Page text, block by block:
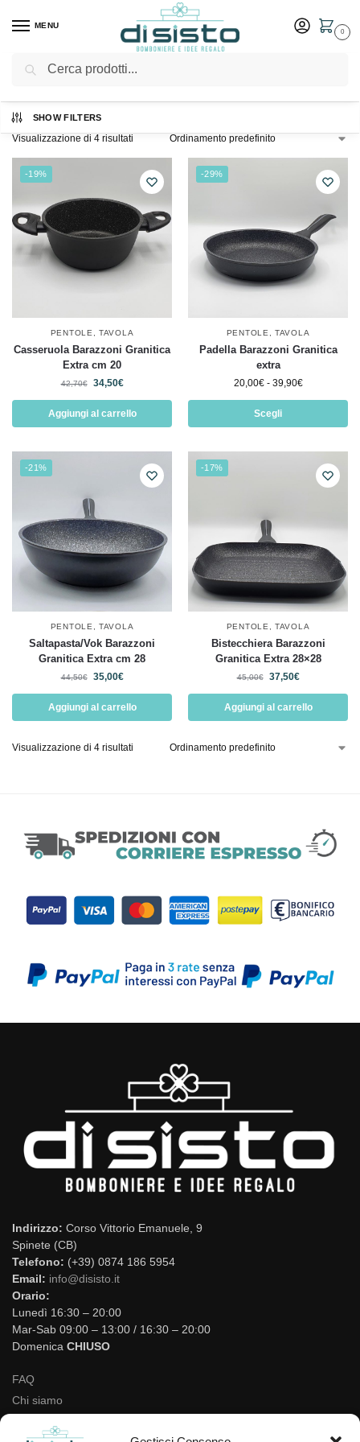
MENU
0
Home Shop
SHOW FILTERS
Visualizzazione di 4 risultati
-19%
PENTOLE ,TAVOLA
Casseruola Barazzoni Granitica
Extra cm 20
42,70€ 34,50€
Aggiungi al carrello
-29%
PENTOLE ,TAVOLA
Padella Barazzoni Granitica
extra
20,00€ - 39,90€
Scegli
-21%
PENTOLE ,TAVOLA
Saltapasta/Vok Barazzoni
Granitica Extra cm 28
44,50€ 35,00€
Aggiungi al carrello
-17%
PENTOLE ,TAVOLA
Bistecchiera Barazzoni
Granitica Extra 28×28
45,00€ 37,50€
Aggiungi al carrello
Visualizzazione di 4 risultati
Indirizzo: Corso Vittorio Emanuele, 9
Spinete (CB)
Telefono: (+39) 0874 186 5954
Email: info@disisto.it
Orario:
Lunedì 16:30 – 20:00
Mar-Sab 09:00 – 13:00 / 16:30 – 20:00
Domenica CHIUSO
FAQ
Chi siamo